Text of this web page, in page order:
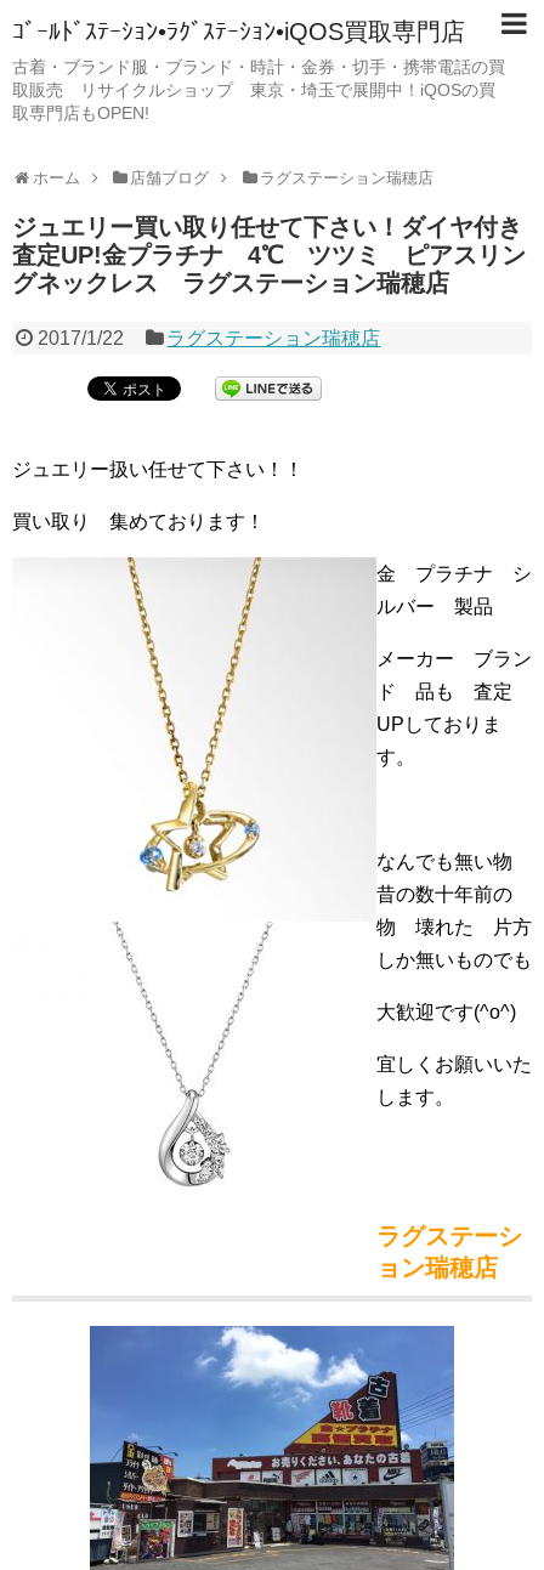
ｺﾞｰﾙﾄﾞｽﾃｰｼｮﾝ•ﾗｸﾞｽﾃｰｼｮﾝ•iQOS買取専門店
古着・ブランド服・ブランド・時計・金券・切手・携帯電話の買
取販売 リサイクルショップ 東京・埼玉で展開中！iQOSの買
取専門店もOPEN!
ホーム 店舗ブログ ラグステーション瑞穂店
ジュエリー買い取り任せて下さい！ダイヤ付き
査定UP!金プラチナ 4℃ ツツミ ピアスリン
グネックレス ラグステーション瑞穂店
2017/1/22 ラグステーション瑞穂店
ジュエリー扱い任せて下さい！！
買い取り 集めております！
金 プラチナ シ
ルバー 製品
メーカー ブラン
ド 品も 査定
UPしておりま
す。
なんでも無い物
昔の数十年前の
物 壊れた 片方
しか無いものでも
大歓迎です(^o^)
宜しくお願いいた
します。
ラグステーシ
ョン瑞穂店